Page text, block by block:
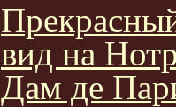
вид на
Дам де